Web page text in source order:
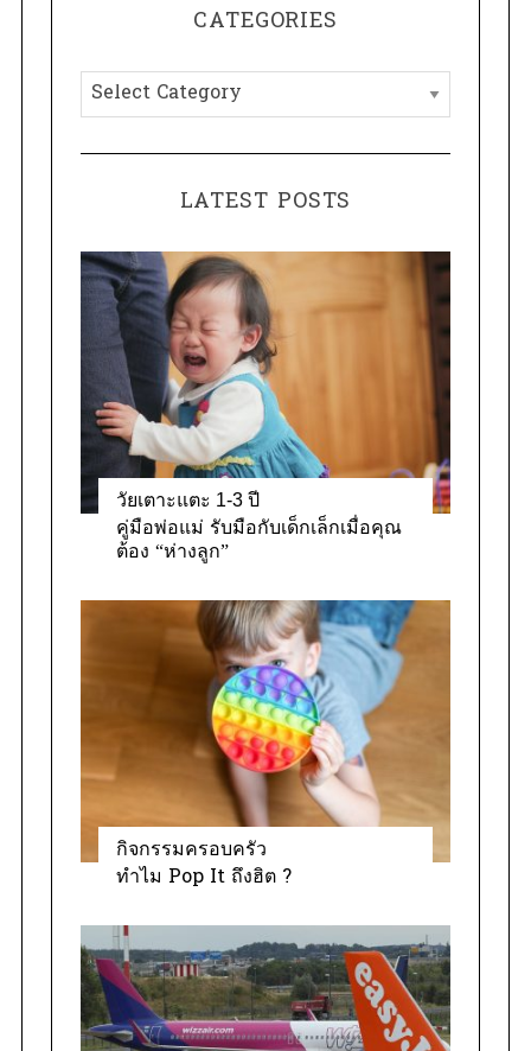
r
CATEGORIES
C
a
t
o
r
LATEST POSTS
วัยเตาะแตะ 1-3 ปี
คู่มือพ่อแม่ รับมือกับเด็กเล็กเมื่อคุณ
ต้อง “ห่างลูก”
กิจกรรมครอบครัว
ทำไม Pop It ถึงฮิต ?